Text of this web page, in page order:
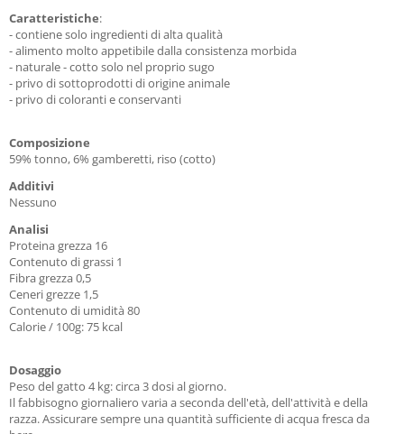
Caratteristiche:
- contiene solo ingredienti di alta qualità
- alimento molto appetibile dalla consistenza morbida
- naturale - cotto solo nel proprio sugo
- privo di sottoprodotti di origine animale
- privo di coloranti e conservanti
Composizione
59% tonno, 6% gamberetti, riso (cotto)
Additivi
Nessuno
Analisi
Proteina grezza 16
Contenuto di grassi 1
Fibra grezza 0,5
Ceneri grezze 1,5
Contenuto di umidità 80
Calorie / 100g: 75 kcal
Dosaggio
Peso del gatto 4 kg: circa 3 dosi al giorno.
Il fabbisogno giornaliero varia a seconda dell'età, dell'attività e della
razza. Assicurare sempre una quantità sufficiente di acqua fresca da